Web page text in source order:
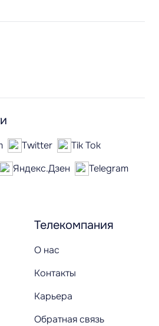
Телекомпания
О нас
Контакты
Карьера
Обратная связь
Twitter
Tik Tok
Яндекс.Дзен
Telegram